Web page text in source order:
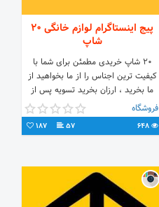
پیج اینستاگرام لوازم خانگی ۲۰
شاپ
۲۰ شاپ خریدی مطمئن برای شما با
کیفیت ترین اجناس را از ما بخواهید از
ما بخرید ، ارزان بخرید تسویه پس از
تحویل کالا
فروشگاه
648
57
187